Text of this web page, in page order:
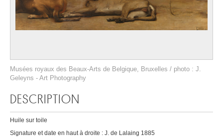
Musées royaux des Beaux-Arts de Belgique, Bruxelles / photo : J.
Geleyns - Art Photography
DESCRIPTION
Huile sur toile
Signature et date en haut à droite : J. de Lalaing 1885